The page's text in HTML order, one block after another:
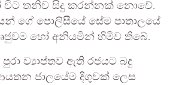
විට තනිව සිදු කරන්නක් නොවේ.
ගේ පොලිසීයේ සේම පාතාලයේ
හෝ අනියමින් හිමිව තිබේ.
ව්‍යාප්තව ඇති රජයට බදු
ජාලයේම දිගුවක් ලෙස